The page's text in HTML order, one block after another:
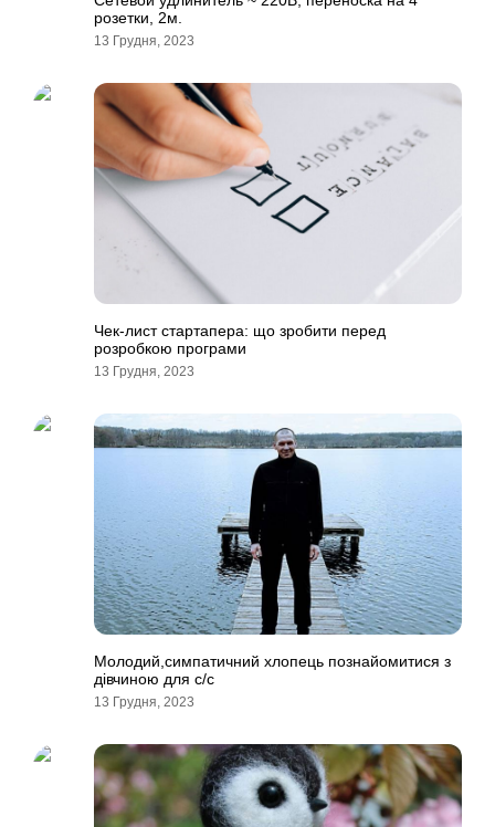
розетки, 2м.
13 Грудня, 2023
Чек-лист стартапера: що зробити перед
розробкою програми
13 Грудня, 2023
Молодий,симпатичний хлопець познайомитися з
дівчиною для с/с
13 Грудня, 2023